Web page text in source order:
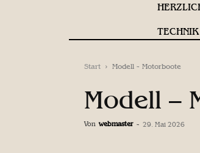
TECHNIK
Start Modell - Motorboote
Modell –
Von webmaster - 29. Mai 2026